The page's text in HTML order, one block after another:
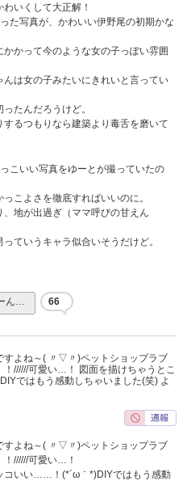
いくして大正解！
た写真が、かわいい伊野尾の初期かな
かって今のような女の子っぽい雰囲
は女の子みたいにきれいと言ってい
たんだろうけど。
るつもりなら建築より毒舌を磨いて
こいい写真をゆーとが撮っていたの
こよさを徹底すればいいのに。
地が出過ぎ（ママ呼びの甘えん
ていうキャラ似合いそうだけど。
ん… 66
すよね～( 〃▽〃)ペットショップラブ
//////可愛い…！ 図面を描けちゃうとこ
ではもう感動しちゃいました(笑) よ
すよね～( 〃▽〃)ペットショップラブ
//////可愛い…！
コいい……！(*´ω｀*)DIYではもう感動